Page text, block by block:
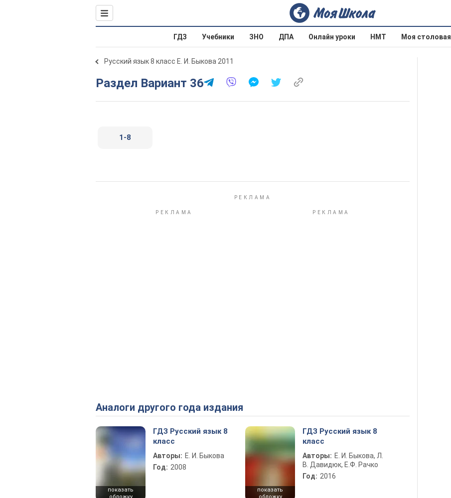
ГДЗ Учебники ЗНО ДПА Онлайн уроки НМТ Моя столовая
Русский язык 8 класс Е. И. Быкова 2011
Раздел Вариант 36
1-8
Аналоги другого года издания
показать
ГДЗ Русский язык 8
класс
Авторы: Е. И. Быкова
Год: 2008
показать
ГДЗ Русский язык 8
класс
Авторы: Е. И. Быкова, Л.
В. Давидюк, Е.Ф. Рачко
Год: 2016